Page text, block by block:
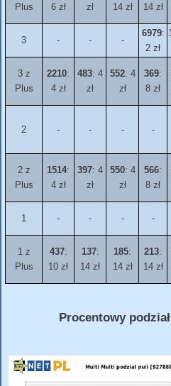
Plus
6 zł
zł
14 zł
14 zł
3 - - -
6979:
2 zł
3 z
Plus
2210:
4 zł
483: 4
zł
552: 4
zł
369:
8 zł
2 - - - -
2 z
Plus
1514:
4 zł
397: 4
zł
550: 4
zł
566:
8 zł
1 - - - -
1 z
Plus
437:
10 zł
137:
14 zł
185:
14 zł
213:
14 zł
Procentowy